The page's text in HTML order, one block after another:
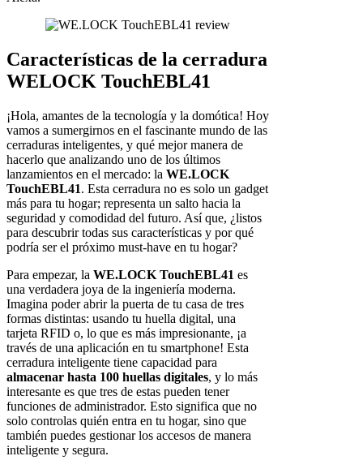
Características de la cerradura
WELOCK TouchEBL41
¡Hola, amantes de la tecnología y la domótica! Hoy
vamos a sumergirnos en el fascinante mundo de las
cerraduras inteligentes, y qué mejor manera de
hacerlo que analizando uno de los últimos
lanzamientos en el mercado: la WE.LOCK
TouchEBL41. Esta cerradura no es solo un gadget
más para tu hogar; representa un salto hacia la
seguridad y comodidad del futuro. Así que, ¿listos
para descubrir todas sus características y por qué
podría ser el próximo must-have en tu hogar?
Para empezar, la WE.LOCK TouchEBL41 es
una verdadera joya de la ingeniería moderna.
Imagina poder abrir la puerta de tu casa de tres
formas distintas: usando tu huella digital, una
tarjeta RFID o, lo que es más impresionante, ¡a
través de una aplicación en tu smartphone! Esta
cerradura inteligente tiene capacidad para
almacenar hasta 100 huellas digitales, y lo más
interesante es que tres de estas pueden tener
funciones de administrador. Esto significa que no
solo controlas quién entra en tu hogar, sino que
también puedes gestionar los accesos de manera
inteligente y segura.